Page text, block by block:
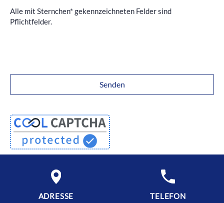
Alle mit Sternchen* gekennzeichneten Felder sind
Pflichtfelder.
ADRESSE TELEFON